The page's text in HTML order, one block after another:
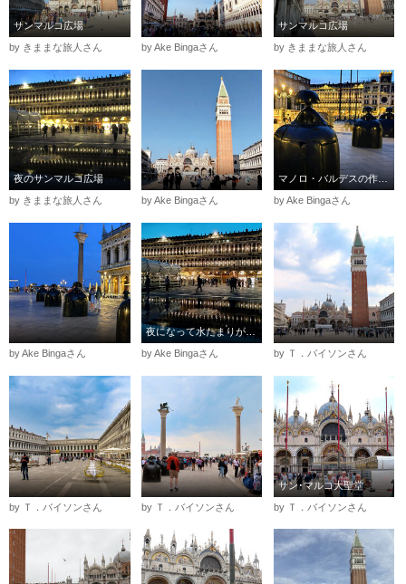
サンマルコ広場
by きままな旅人さん
by Ake Bingaさん
サンマルコ広場
by きままな旅人さん
夜のサンマルコ広場
by きままな旅人さん
by Ake Bingaさん
マノロ・バルデスの作品「ラスメニーナス」が並ぶ広場
by Ake Bingaさん
by Ake Bingaさん
夜になって水たまりができ、明かりが反射して美しい広場
by Ake Bingaさん
by Ｔ．バイソンさん
by Ｔ．バイソンさん by Ｔ．バイソンさん
サン･マルコ大聖堂
by Ｔ．バイソンさん